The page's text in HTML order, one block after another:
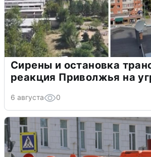
Сирены и остановка
реакция Приволжья на
6 августа 0